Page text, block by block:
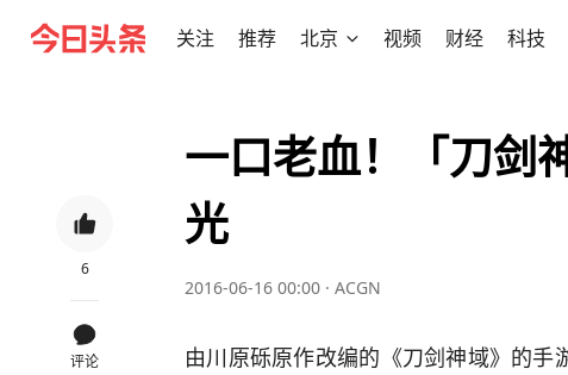
关注 推荐 北京 视频 财经 科技
6
评论
一口老血！「刀剑
光
2016-06-16 00:00 · ACGN
由川原砾原作改编的《刀剑神域》的